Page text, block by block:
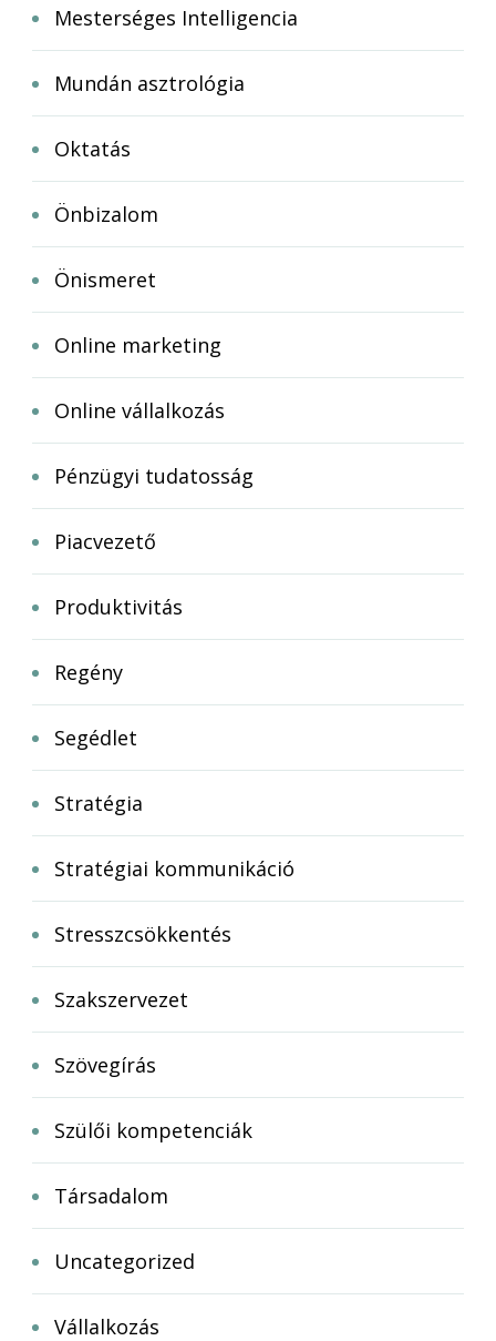
Mesterséges Intelligencia
Mundán asztrológia
Oktatás
Önbizalom
Önismeret
Online marketing
Online vállalkozás
Pénzügyi tudatosság
Piacvezető
Produktivitás
Regény
Segédlet
Stratégia
Stratégiai kommunikáció
Stresszcsökkentés
Szakszervezet
Szövegírás
Szülői kompetenciák
Társadalom
Uncategorized
Vállalkozás